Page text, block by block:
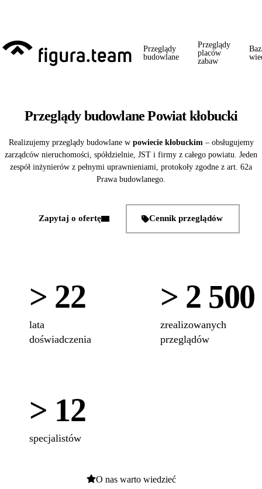
Przeglądy
budowlane
Przeglądy
placów
zabaw
Przeglądy budowlane Powiat kłobucki
Realizujemy przeglądy budowlane w powiecie kłobuckim – obsługujemy
zarządców nieruchomości, spółdzielnie, JST i firmy z całego powiatu. Jeden
zespół inżynierów z pełnymi uprawnieniami, protokoły zgodne z art. 62a
Prawa budowlanego.
Zapytaj o ofertę Cennik przeglądów
> 22
lata
doświadczenia
> 2 500
zrealizowanych
przeglądów
> 12
specjalistów
O nas warto wiedzieć